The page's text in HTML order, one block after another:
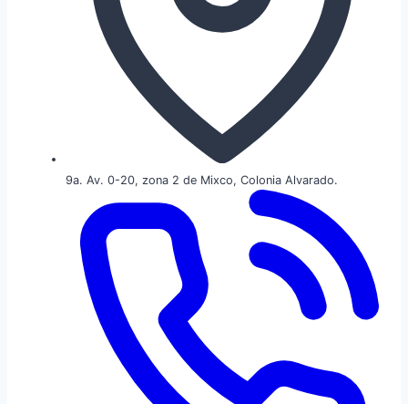
9a. Av. 0-20, zona 2 de Mixco, Colonia Alvarado.